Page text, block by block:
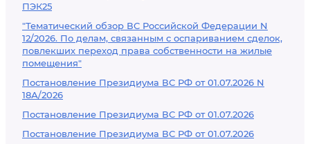
ПЭК25
"Тематический обзор ВС Российской Федерации N
12/2026. По делам, связанным с оспариванием сделок,
повлекших переход права собственности на жилые
помещения"
Постановление Президиума ВС РФ от 01.07.2026 N
18А/2026
Постановление Президиума ВС РФ от 01.07.2026
Постановление Президиума ВС РФ от 01.07.2026